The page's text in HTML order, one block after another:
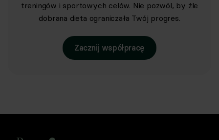
treningów i sportowych celów. Nie pozwól, by źle
dobrana dieta ograniczała Twój progres.
Zacznij współpracę